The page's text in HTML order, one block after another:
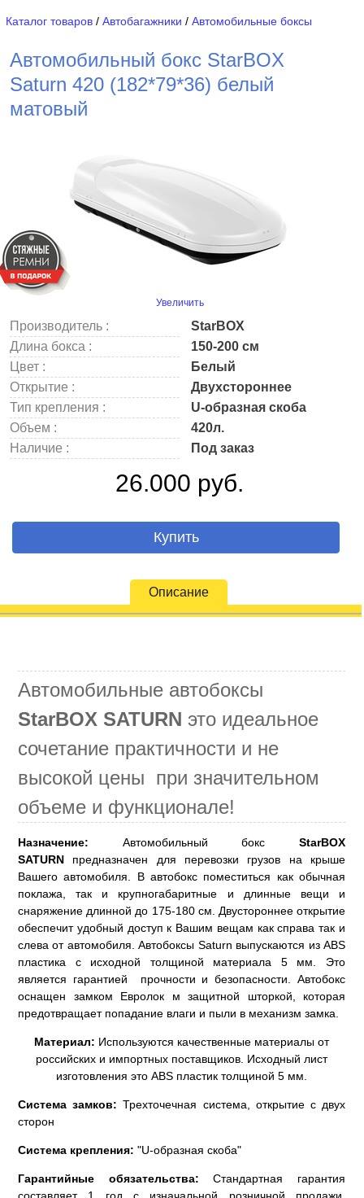
Каталог товаров / Автобагажники / Автомобильные боксы
Автомобильный бокс StarBOX
Saturn 420 (182*79*36) белый
матовый
Увеличить
Производитель :
StarBOX
Длина бокса :
150-200 см
Цвет :
Белый
Открытие :
Двухстороннее
Тип крепления :
U-образная скоба
Объем :
420л.
Наличие :
Под заказ
26.000 руб.
Купить
Описание
Автомобильные автобоксы
StarBOX SATURN это идеальное
сочетание практичности и не
высокой цены при значительном
объеме и функционале!
Назначение: Автомобильный боксStarBOX
SATURN предназначен для перевозки грузов на крыше
Вашего автомобиля. В автобокс поместиться как обычная
поклажа, так и крупногабаритные и длинные вещи и
снаряжение длинной до 175-180 см. Двустороннее открытие
обеспечит удобный доступ к Вашим вещам как справа так и
слева от автомобиля. Автобоксы Saturn выпускаются из ABS
пластика с исходной толщиной материала 5 мм. Это
является гарантией прочности и безопасности. Автобокс
оснащен замком Евролок м защитной шторкой, которая
предотвращает попадание влаги и пыли в механизм замка.
Материал: Используются качественные материалы от
российских и импортных поставщиков. Исходный лист
изготовления это ABS пластик толщиной 5 мм.
Система замков: Трехточечная система, открытие с двух
сторон
Система крепления: "U-образная скоба"
Гарантийные обязательства: Стандартная гарантия